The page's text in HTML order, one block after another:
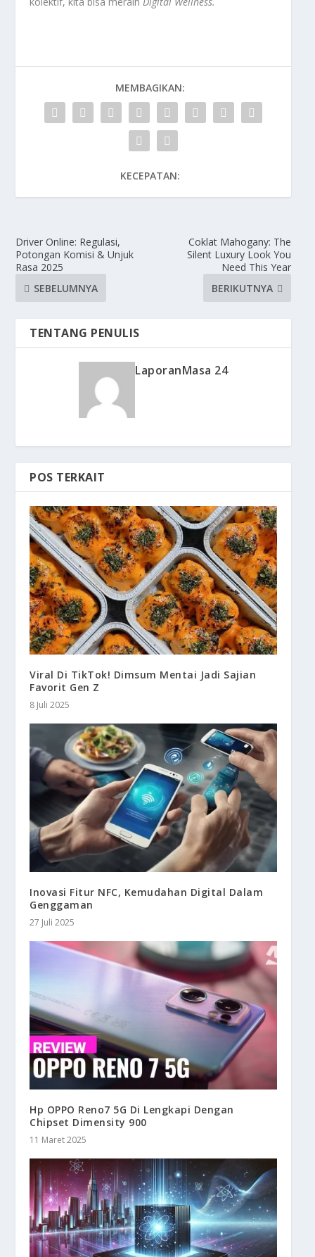
MEMBAGIKAN:
KECEPATAN:
Driver Online: Regulasi,
Potongan Komisi & Unjuk
Rasa 2025
SEBELUMNYA
Coklat Mahogany: The
Silent Luxury Look You
Need This Year
BERIKUTNYA
TENTANG PENULIS
LaporanMasa 24
POS TERKAIT
Viral Di TikTok! Dimsum Mentai Jadi Sajian
Favorit Gen Z
8 Juli 2025
Inovasi Fitur NFC, Kemudahan Digital Dalam
Genggaman
27 Juli 2025
Hp OPPO Reno7 5G Di Lengkapi Dengan
Chipset Dimensity 900
11 Maret 2025